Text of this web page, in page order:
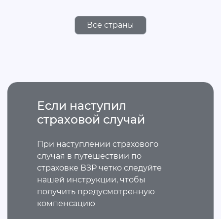
Все страны
Если наступил
страховой случай
При наступлении страхового
случая в путешествии по
страховке ВЗР четко следуйте
нашей инструкции, чтобы
получить предусмотренную
компенсацию